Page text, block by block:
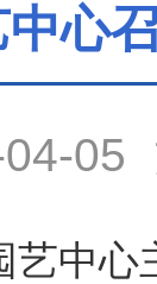
中心
05
艺中